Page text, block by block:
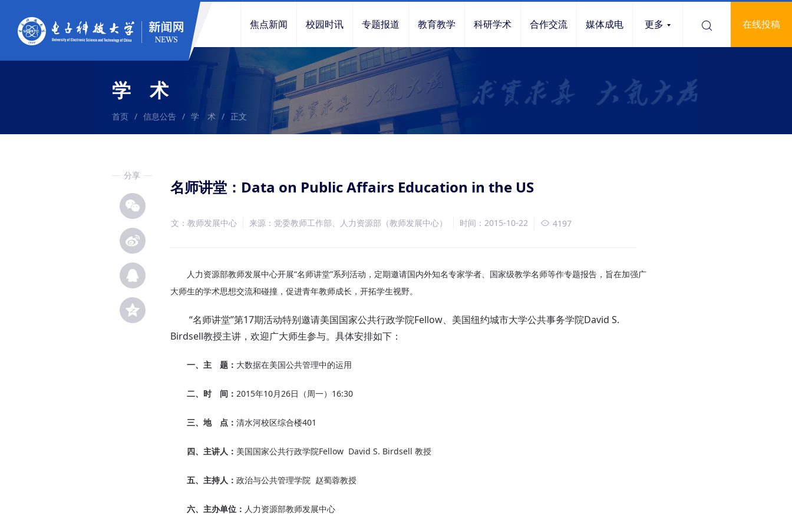
焦点新闻 校园时讯 专题报道 教育教学 科研学术 合作交流 媒体成电 更多 在线投稿
学 术
首页 / 信息公告 / 学 术 / 正文
分享
名师讲堂：Data on Public Affairs Education in the US
文：教师发展中心 来源：党委教师工作部、人力资源部（教师发展中心） 时间：2015-10-22 4197
人力资源部教师发展中心开展“名师讲堂”系列活动，定期邀请国内外知名专家学者、国家级教学名师等作专题报告，旨在加强广
大师生的学术思想交流和碰撞，促进青年教师成长，开拓学生视野。
“名师讲堂”第17期活动特别邀请美国国家公共行政学院Fellow、美国纽约城市大学公共事务学院David S.
Birdsell教授主讲，欢迎广大师生参与。具体安排如下：
一、主 题： 大数据在美国公共管理中的运用
二、时 间： 2015年10月26日（周一）16:30
三、地 点： 清水河校区综合楼401
四、主讲人： 美国国家公共行政学院Fellow David S. Birdsell 教授
五、主持人： 政治与公共管理学院 赵蜀蓉教授
六、主办单位： 人力资源部教师发展中心